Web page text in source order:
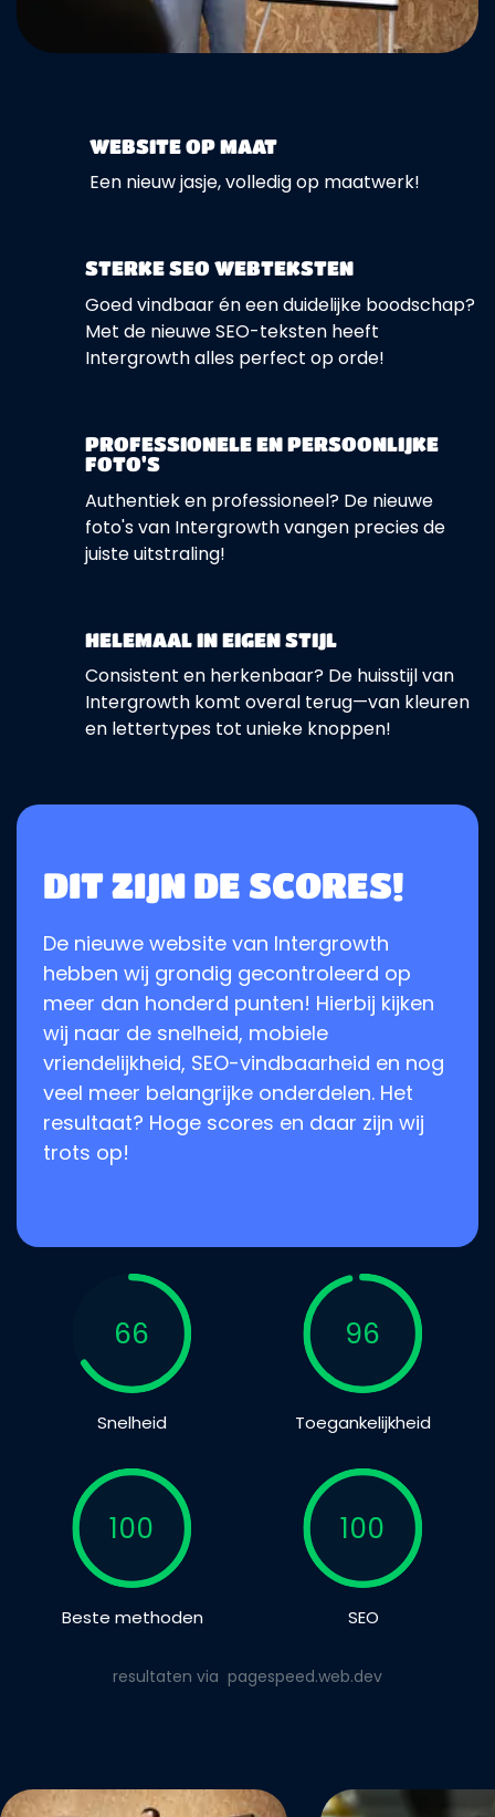
WEBSITE OP MAAT
Een nieuw jasje, volledig op maatwerk!
STERKE SEO WEBTEKSTEN
Goed vindbaar én een duidelijke boodschap?
Met de nieuwe SEO-teksten heeft
Intergrowth alles perfect op orde!
PROFESSIONELE EN PERSOONLIJKE
FOTO'S
Authentiek en professioneel? De nieuwe
foto's van Intergrowth vangen precies de
juiste uitstraling!
HELEMAAL IN EIGEN STIJL
Consistent en herkenbaar? De huisstijl van
Intergrowth komt overal terug—van kleuren
en lettertypes tot unieke knoppen!
DIT ZIJN DE SCORES!
De nieuwe website van Intergrowth
hebben wij grondig gecontroleerd op
meer dan honderd punten! Hierbij kijken
wij naar de snelheid, mobiele
vriendelijkheid, SEO-vindbaarheid en nog
veel meer belangrijke onderdelen. Het
resultaat? Hoge scores en daar zijn wij
trots op!
66
Snelheid
96
Toegankelijkheid
100
Beste methoden
100
SEO
resultaten via pagespeed.web.dev